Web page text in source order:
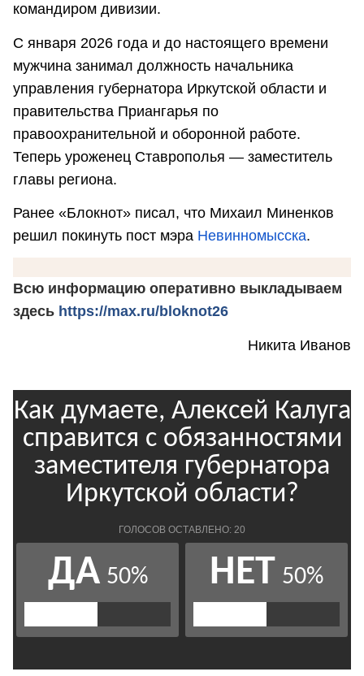
командиром дивизии.
С января 2026 года и до настоящего времени
мужчина занимал должность начальника
управления губернатора Иркутской области и
правительства Приангарья по
правоохранительной и оборонной работе.
Теперь уроженец Ставрополья — заместитель
главы региона.
Ранее «Блокнот» писал, что Михаил Миненков
решил покинуть пост мэра Невинномысска.
Всю информацию оперативно выкладываем
здесь https://max.ru/bloknot26
Никита Иванов